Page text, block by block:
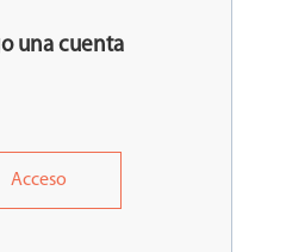
una cuenta
Acceso